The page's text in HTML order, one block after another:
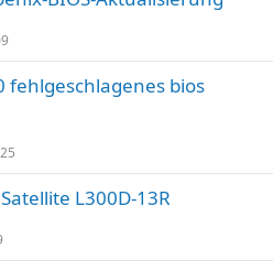
e p
fehlgeschlagenes bios
L300D-13R